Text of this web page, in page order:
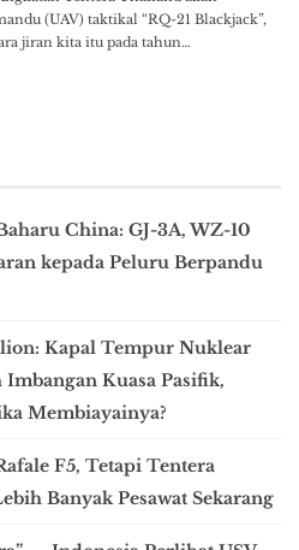
(UAV) taktikal “RQ-21 Blackjack”,
jiran kita itu pada tahun…
China: GJ-3A, WZ-10
kepada Peluru Berpandu
Kapal Tempur Nuklear
Kuasa Pasifik,
Membiayainya?
F5, Tetapi Tentera
Banyak Pesawat Sekarang